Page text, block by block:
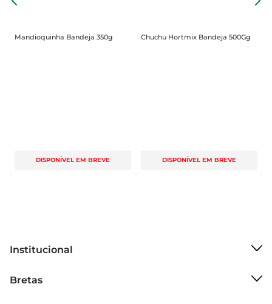
Mandioquinha Bandeja 350g
DISPONÍVEL EM BREVE
Chuchu Hortmix Bandeja 500Gg
DISPONÍVEL EM BREVE
Institucional
Grupo Cencosud
Bretas